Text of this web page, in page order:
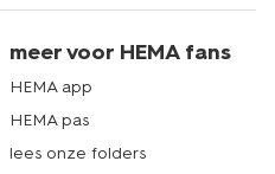
meer voor HEMA fans
HEMA app
HEMA pas
lees onze folders